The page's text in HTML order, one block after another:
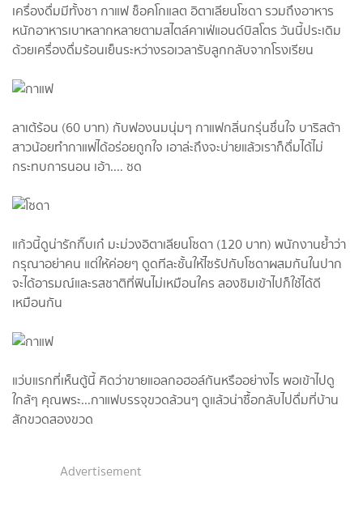
เครื่องดื่มมีทั้งชา กาแฟ ช็อคโกแลต อิตาเลียนโซดา รวมถึงอาหาร
หนักอาหารเบาหลากหลายตามสไตล์คาเฟ่แอนด์บิสโตร​ วันนี้ประเดิม
ด้วยเครื่องดื่มร้อนเย็นระหว่างรอเวลารับลูกกลับจากโรงเรียน
ลาเต้ร้อน​ (60​ บาท)​ กับฟองนมนุ่มๆ​ กาแฟกลิ่นกรุ่นชื่นใจ​ บาริสต้า
สาวน้อยทำกาแฟได้อร่อยถูกใจ​ เอาล่ะถึงจะบ่ายแล้วเราก็ดื่มได้ไม่
กระทบการนอน​ เ​อ้า.... ซด
แก้วนี้ดูน่ารักกิ๊บเก๋​ มะม่วงอิตาเลียนโซดา​ (120​ บาท)​ พนักงานย้ำว่า
กรุณาอย่าคน​ แต่ให้ค่อยๆ​ ดูดทีละชั้นให้ไซรัปกับโซดาผสมกันในปาก​
จะได้อารมณ์และรสชาติที่ฟินไม่เหมือนใคร​ ลองชิมเข้าไปก็ใช้ได้ดี
เหมือนกัน
แว่บแรกที่เห็นตู้นี้​ ​คิดว่าขายแอลกอฮอล์กันหรืออย่างไร​ พอเข้าไปดู
ใกล้ๆ คุณพระ...กาแฟบรรจุขวดล้วนๆ​ ดูแล้วน่าซื้อกลับไปดื่มที่บ้าน
สักขวดสองขวด
Advertisement